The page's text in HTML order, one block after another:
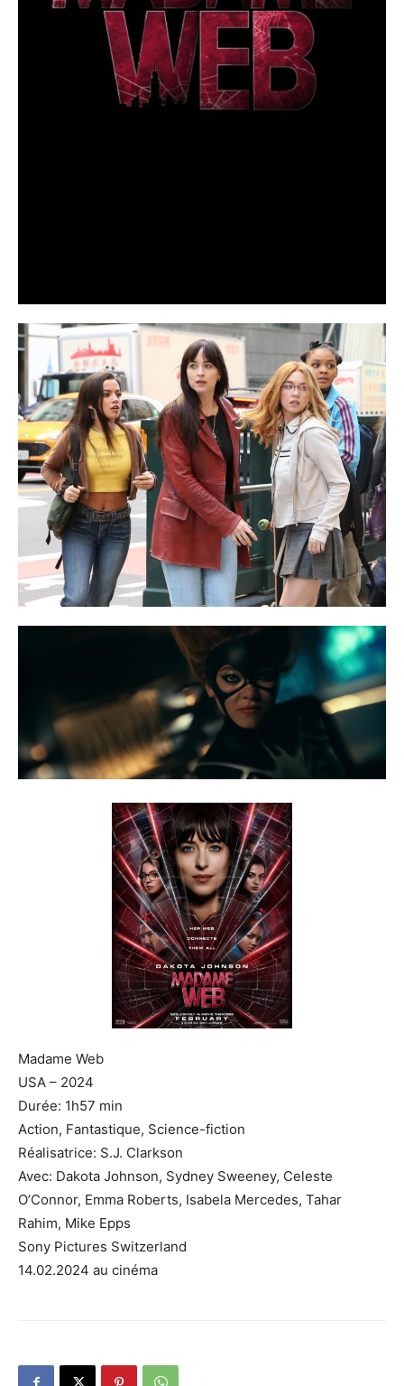
Madame Web
USA – 2024
Durée: 1h57 min
Action, Fantastique, Science-fiction
Réalisatrice: S.J. Clarkson
Avec: Dakota Johnson, Sydney Sweeney, Celeste
O’Connor, Emma Roberts, Isabela Mercedes, Tahar
Rahim, Mike Epps
Sony Pictures Switzerland
14.02.2024 au cinéma